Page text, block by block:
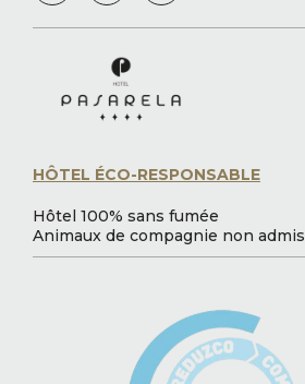
HÔTEL ÉCO-RESPONSABLE
Hôtel 100% sans fumée
Animaux de compagnie non admis